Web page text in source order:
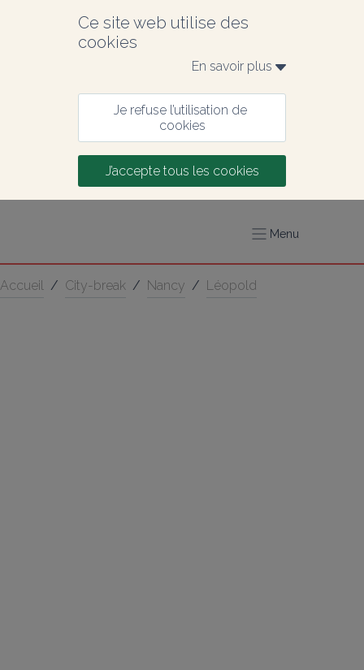
Ce site web utilise des
cookies
En savoir plus
Je refuse l’utilisation de
cookies
J’accepte tous les cookies
Menu
Accueil / City-break / Nancy / Léopold